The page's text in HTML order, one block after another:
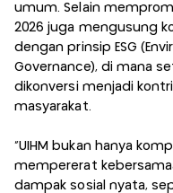
umum. Selain
2026 juga mengusung
dengan prinsip ESG
Governance), di mana
dikonversi menjadi
masyarakat.
“UIHM bukan hanya
mempererat
dampak sosial nyata,